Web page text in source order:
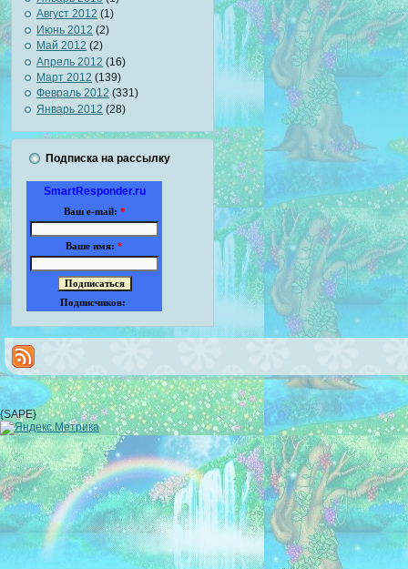
Август 2012 (1)
Июнь 2012 (2)
Май 2012 (2)
Апрель 2012 (16)
Март 2012 (139)
Февраль 2012 (331)
Январь 2012 (28)
Подписка на рассылку
SmartResponder.ru
Ваш e-mail: *
Ваше имя: *
Подписчиков:
{SAPE}